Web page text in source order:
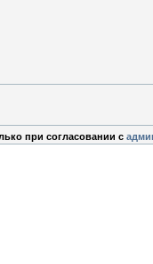
при согласовании с